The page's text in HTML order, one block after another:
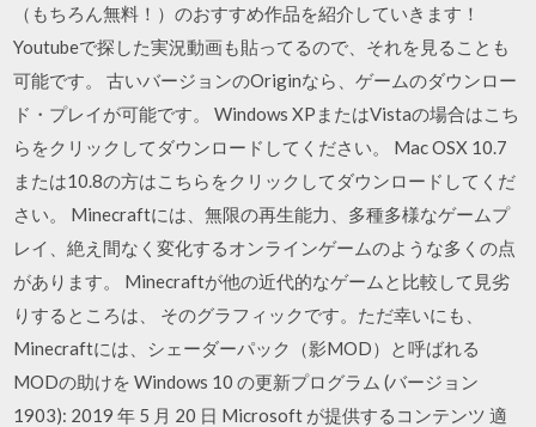
（もちろん無料！）のおすすめ作品を紹介していきます！
Youtubeで探した実況動画も貼ってるので、それを見ることも
可能です。 古いバージョンのOriginなら、ゲームのダウンロー
ド・プレイが可能です。 Windows XPまたはVistaの場合はこち
らをクリックしてダウンロードしてください。 Mac OSX 10.7
または10.8の方はこちらをクリックしてダウンロードしてくだ
さい。 Minecraftには、無限の再生能力、多種多様なゲームプ
レイ、絶え間なく変化するオンラインゲームのような多くの点
があります。 Minecraftが他の近代的なゲームと比較して見劣
りするところは、 そのグラフィックです。ただ幸いにも、
Minecraftには、シェーダーパック（影MOD）と呼ばれる
MODの助けを Windows 10 の更新プログラム (バージョン
1903): 2019 年 5 月 20 日 Microsoft が提供するコンテンツ 適